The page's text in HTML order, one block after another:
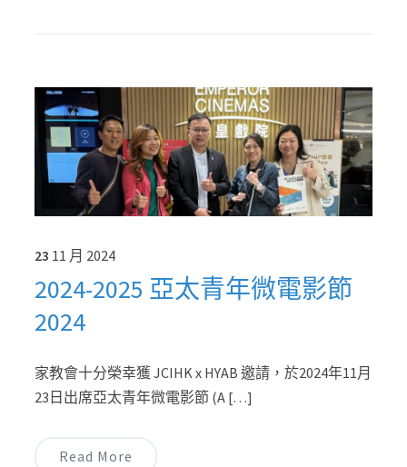
23 11 月 2024
2024-2025 亞太青年微電影節
2024
家教會十分榮幸獲 JCIHK x HYAB 邀請，於2024年11月
23日出席亞太青年微電影節 (A […]
Read More